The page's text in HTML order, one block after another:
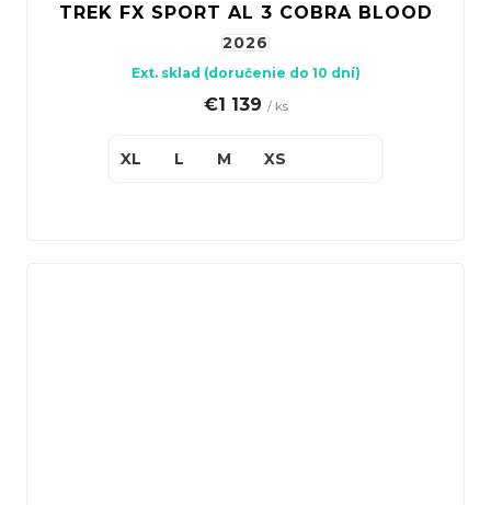
TREK FX SPORT AL 3 COBRA BLOOD
2026
Ext. sklad (doručenie do 10 dní)
€1 139 / ks
XL L M XS